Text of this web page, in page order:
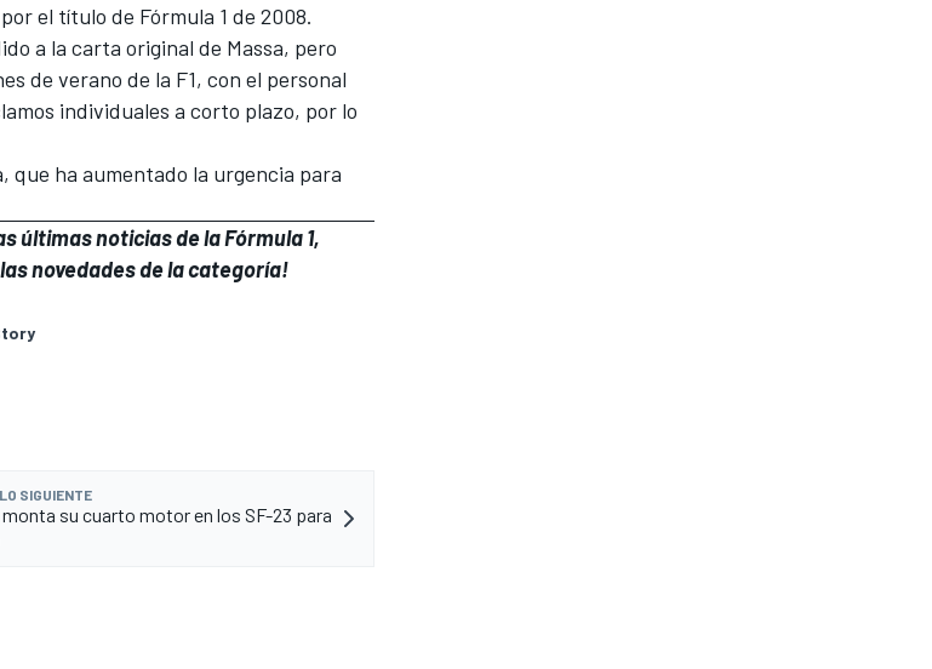
el título de Fórmula 1 de 2008.
a la carta original de Massa, pero
de verano de la F1, con el personal
individuales a corto plazo, por lo
que ha aumentado la urgencia para
últimas noticias de laFórmula 1,
novedades de la categoría!
SIGUIENTE
monta su cuarto motor en los SF-23 para